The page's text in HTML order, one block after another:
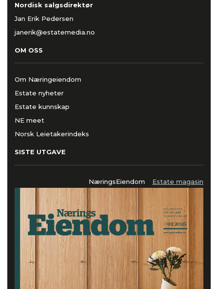
Nordisk salgsdirektør
Jan Erik Pedersen
janerik@estatemedia.no
OM OSS
Om Næringeiendom
Estate nyheter
Estate kunnskap
NE meet
Norsk Leietakerindeks
SISTE UTGAVE
NæringsEiendom Estate magasin